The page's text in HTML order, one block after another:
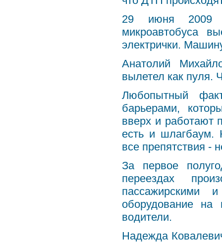
29 июня 2009
микроавтобуса
электрички.
Анатолий
вылетел как пуля.
Любопытный
барьерами,
вверх и работают
есть и шлагбаум.
все препятствия -
За первое
переездах
пассажирскими
оборудование на
водители.
Надежда